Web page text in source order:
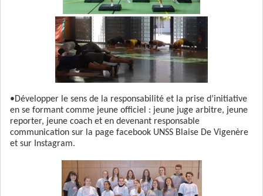
•Développer le sens de la responsabilité et la prise d’initiative
en se formant comme jeune officiel : jeune juge arbitre, jeune
reporter, jeune coach et en devenant responsable
communication sur la page facebook UNSS Blaise De Vigenère
et sur Instagram.